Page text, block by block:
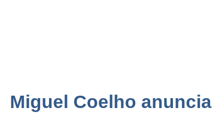
Miguel Coelho anuncia